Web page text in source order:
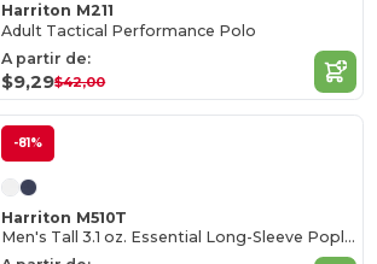
Harriton M211
Adult Tactical Performance Polo
A partir de:
$9,29$42,00
-81%
Harriton M510T
Men's Tall 3.1 oz. Essential Long-Sleeve Poplin